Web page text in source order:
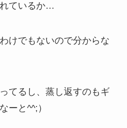
ているか…
けでもないので分からな
てるし、蒸し返すのもギ
ーと^^;）